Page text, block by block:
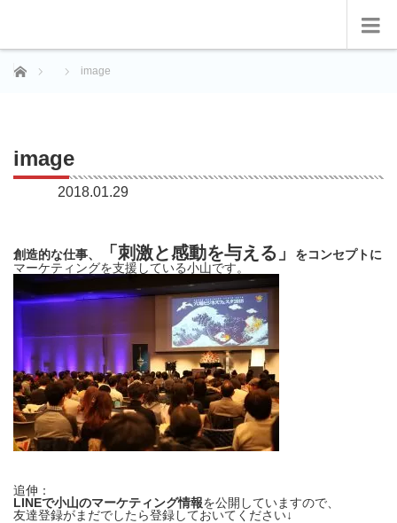
ホーム image
image
2018.01.29
創造的な仕事、 「刺激と感動を与える」
をコンセプトに
マーケティングを支援している小山です。
追伸：
LINEで小山のマーケティング情報を公開していますので、
友達登録がまだでしたら登録しておいてください↓